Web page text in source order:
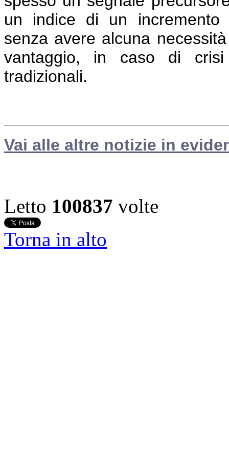
un indice di un incremento
senza avere alcuna
vantaggio, in caso di
tradizionali.
Vai alle altre notizie in
Letto 100837 volte
Torna in alto